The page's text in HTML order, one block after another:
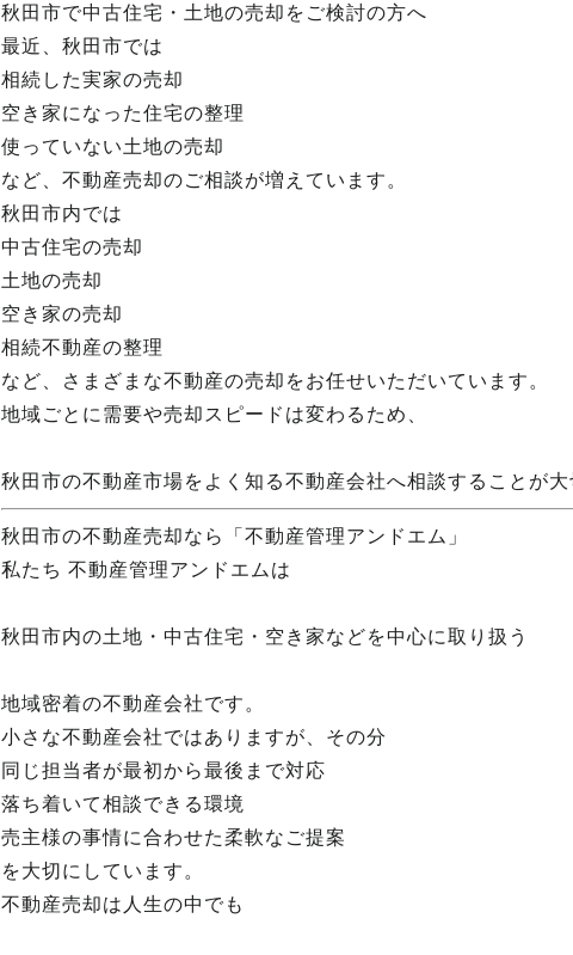
秋田市で中古住宅・土地の売却をご検討の方へ
最近、秋田市では
相続した実家の売却
空き家になった住宅の整理
使っていない土地の売却
など、不動産売却のご相談が増えています。
秋田市内では
中古住宅の売却
土地の売却
空き家の売却
相続不動産の整理
など、さまざまな不動産の売却をお任せいただいています。
地域ごとに需要や売却スピードは変わるため、
秋田市の不動産市場をよく知る不動産会社へ相談することが
秋田市の不動産売却なら「不動産管理アンドエム」
私たち 不動産管理アンドエムは
秋田市内の土地・中古住宅・空き家などを中心に取り扱う
地域密着の不動産会社です。
小さな不動産会社ではありますが、その分
同じ担当者が最初から最後まで対応
落ち着いて相談できる環境
売主様の事情に合わせた柔軟なご提案
を大切にしています。
不動産売却は人生の中でも